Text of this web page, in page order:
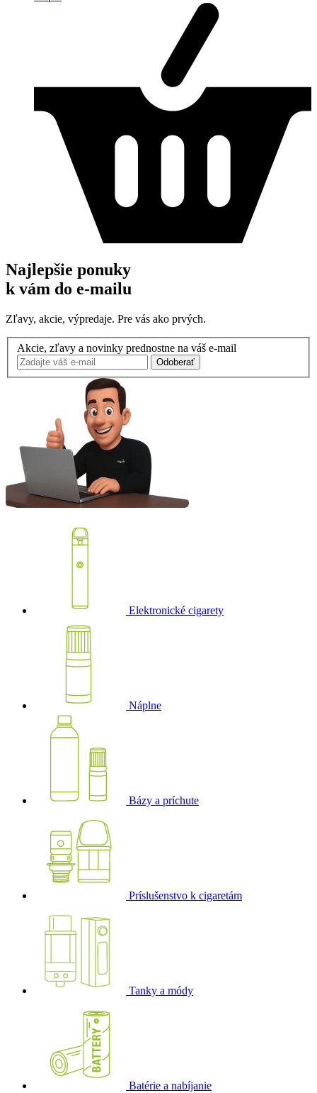
Najlepšie ponuky
k vám do e-mailu
Zľavy, akcie, výpredaje. Pre vás ako prvých.
Akcie, zľavy a novinky prednostne na váš e-mail
Odoberať
Elektronické cigarety
Náplne
Bázy a príchute
Príslušenstvo k cigaretám
Tanky a módy
Batérie a nabíjanie